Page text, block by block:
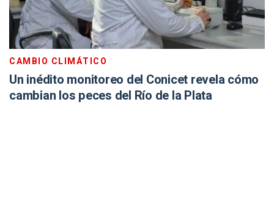
CAMBIO CLIMÁTICO
Un inédito monitoreo del Conicet revela cómo
cambian los peces del Río de la Plata